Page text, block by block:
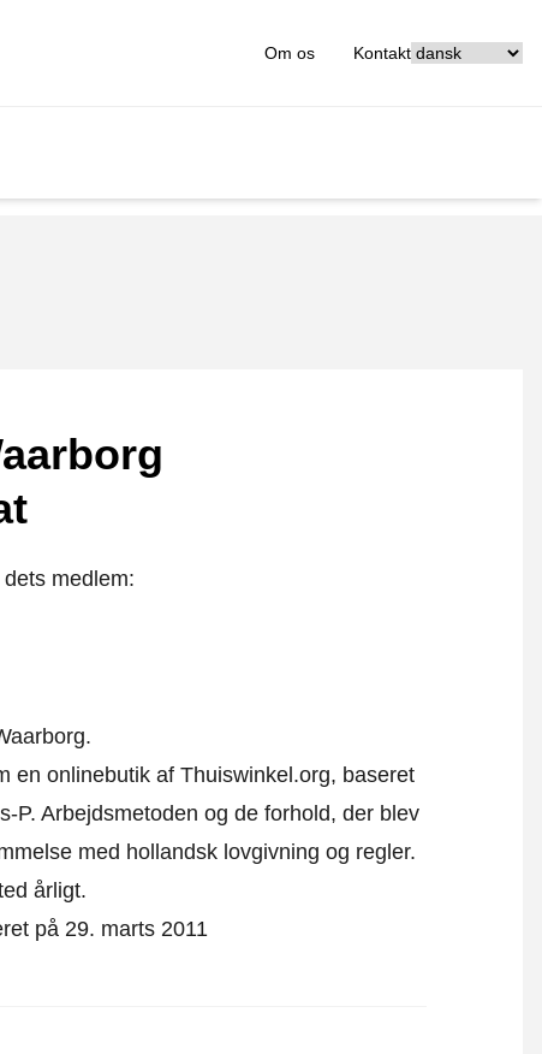
Om os Kontakt
medlem:
en onlinebutik af Thuiswinkel.org, baseret
Arbejdsmetoden og de forhold, der blev
med hollandsk lovgivning og regler.
årligt.
på 29. marts 2011